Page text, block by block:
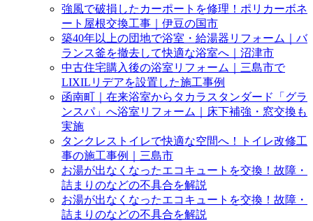
強風で破損したカーポートを修理！ポリカーボネ
ート屋根交換工事｜伊豆の国市
築40年以上の団地で浴室・給湯器リフォーム｜バ
ランス釜を撤去して快適な浴室へ｜沼津市
中古住宅購入後の浴室リフォーム｜三島市で
LIXILリデアを設置した施工事例
函南町｜在来浴室からタカラスタンダード「グラ
ンスパ」へ浴室リフォーム｜床下補強・窓交換も
実施
タンクレストイレで快適な空間へ！トイレ改修工
事の施工事例｜三島市
お湯が出なくなったエコキュートを交換！故障・
詰まりのなどの不具合を解説
お湯が出なくなったエコキュートを交換！故障・
詰まりのなどの不具合を解説